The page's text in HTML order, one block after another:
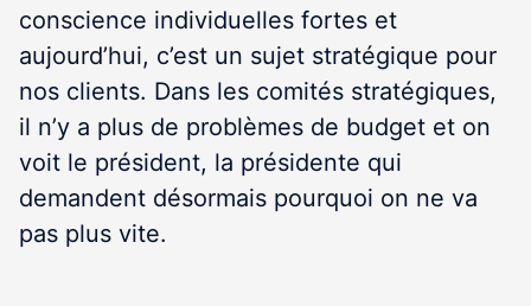
conscience individuelles fortes et
aujourd’hui, c’est un sujet stratégique pour
nos clients. Dans les comités stratégiques,
il n’y a plus de problèmes de budget et on
voit le président, la présidente qui
demandent désormais pourquoi on ne va
pas plus vite.